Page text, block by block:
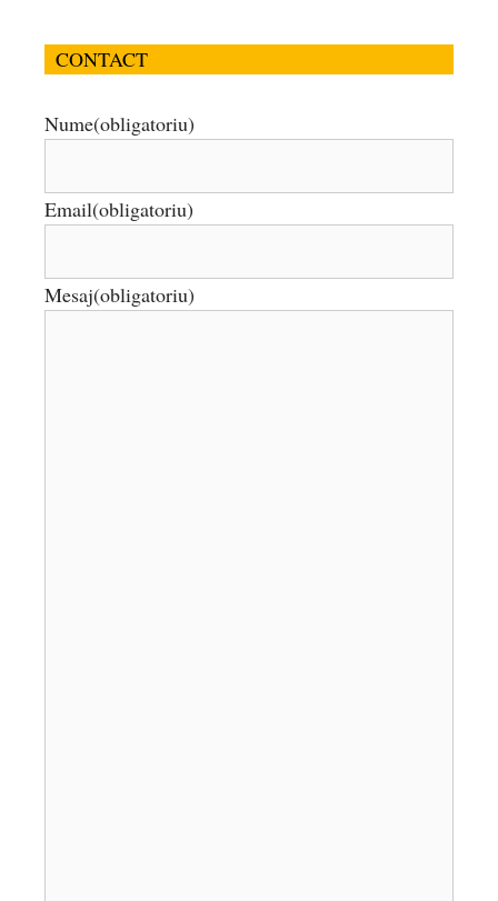
CONTACT
Nume(obligatoriu)
Email(obligatoriu)
Mesaj(obligatoriu)